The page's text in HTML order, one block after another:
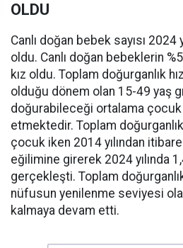
OLDU
Canlı doğan bebek sayısı 2024
oldu. Canlı doğan bebeklerin
kız oldu. Toplam doğurganlık
olduğu dönem olan 15-49 yaş
doğurabileceği ortalama çocuk
etmektedir. Toplam doğurganlık
çocuk iken 2014 yılından
eğilimine girerek 2024 yılında
gerçekleşti. Toplam doğurganlık
nüfusun yenilenme seviyesi
kalmaya devam etti.